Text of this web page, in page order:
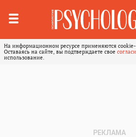
На информационном ресурсе применяются
Оставаясь на сайте, вы подтверждаете свое
использование.